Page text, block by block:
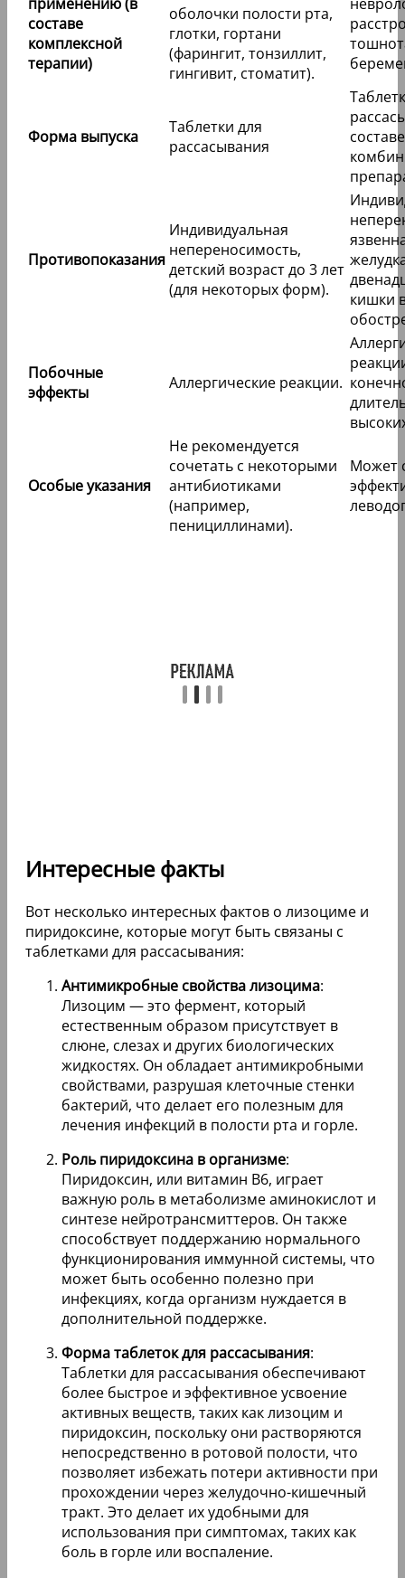
составе
комплексной
терапии)
оболочки полости рта,
глотки, гортани
(фарингит, тонзиллит,
гингивит, стоматит).
Форма выпуска
Таблетки для
рассасывания
составе
Противопоказания
Индивидуальная
непереносимость,
детский возраст до 3 лет
(для некоторых форм).
кишки
Побочные
эффекты
Аллергические реакции.
Особые указания
Не рекомендуется
сочетать с некоторыми
антибиотиками
(например,
пенициллинами).
Может
Интересные факты
Вот несколько интересных фактов о лизоциме и
пиридоксине, которые могут быть связаны с
таблетками для рассасывания:
Антимикробные свойства лизоцима:
Лизоцим — это фермент, который
естественным образом присутствует в
слюне, слезах и других биологических
жидкостях. Он обладает антимикробными
свойствами, разрушая клеточные стенки
бактерий, что делает его полезным для
лечения инфекций в полости рта и горле.
Роль пиридоксина в организме:
Пиридоксин, или витамин B6, играет
важную роль в метаболизме аминокислот и
синтезе нейротрансмиттеров. Он также
способствует поддержанию нормального
функционирования иммунной системы, что
может быть особенно полезно при
инфекциях, когда организм нуждается в
дополнительной поддержке.
Форма таблеток для рассасывания:
Таблетки для рассасывания обеспечивают
более быстрое и эффективное усвоение
активных веществ, таких как лизоцим и
пиридоксин, поскольку они растворяются
непосредственно в ротовой полости, что
позволяет избежать потери активности при
прохождении через желудочно-кишечный
тракт. Это делает их удобными для
использования при симптомах, таких как
боль в горле или воспаление.